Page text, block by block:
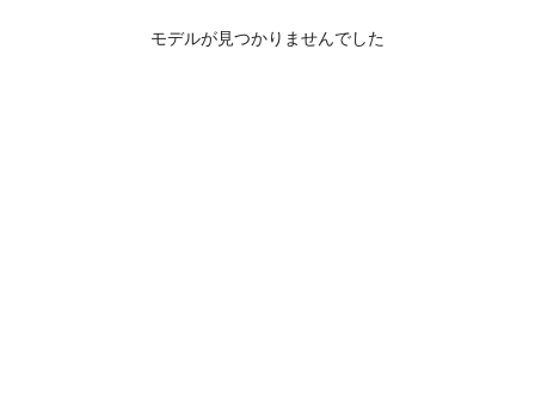
モデルが見つかりませんでした